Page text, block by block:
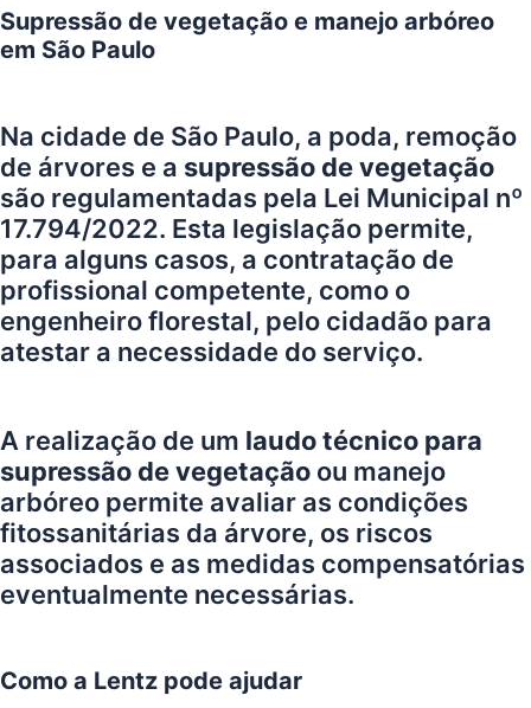
Supressão de vegetação e manejo arbóreo
em São Paulo
Na cidade de São Paulo, a poda, remoção
de árvores e a supressão de vegetação
são regulamentadas pela Lei Municipal nº
17.794/2022. Esta legislação permite,
para alguns casos, a contratação de
profissional competente, como o
engenheiro florestal, pelo cidadão para
atestar a necessidade do serviço.
A realização de um laudo técnico para
supressão de vegetação ou manejo
arbóreo permite avaliar as condições
fitossanitárias da árvore, os riscos
associados e as medidas compensatórias
eventualmente necessárias.
Como a Lentz pode ajudar